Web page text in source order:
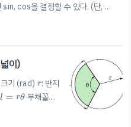
sin, cos을 결정할 수 있다. (단,
삼각함수의 각 변환 [수학 I] 삼
각을
π ± θ
n2π±θ꼴로 나타내기 (
아래처럼 고침. sin → cos cos →
안코; all- scian.xyz $\sin\the..
이)
기 (rad) r
r: 반지
l = rθ
l θ
부채꼴의